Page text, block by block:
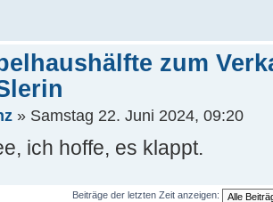
zum
» Samstag 22. Juni 2024, 09:20
ich hoffe, es klappt.
Beiträge der letzten Zeit anzeigen: